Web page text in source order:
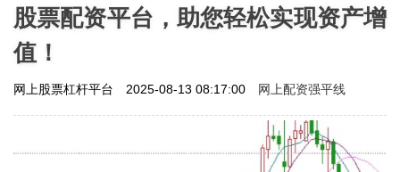
股票配资平台，助您轻松实现资产增
值！
网上股票杠杆平台 2025-08-13 08:17:00 网上配资强平线